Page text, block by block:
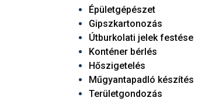
Épületgépészet
Gipszkartonozás
Útburkolati jelek festése
Konténer bérlés
Hőszigetelés
Műgyantapadló készítés
Területgondozás